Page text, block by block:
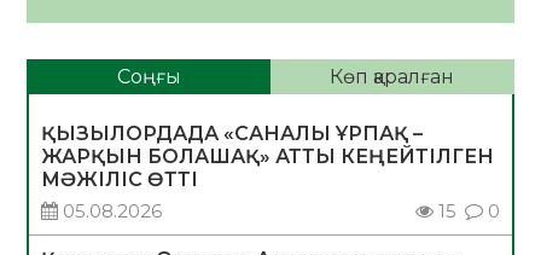
Соңғы Көп қаралған
ҚЫЗЫЛОРДАДА «САНАЛЫ ҰРПАҚ –
ЖАРҚЫН БОЛАШАҚ» АТТЫ КЕҢЕЙТІЛГЕН
МӘЖІЛІС ӨТТІ
05.08.2026
15 0